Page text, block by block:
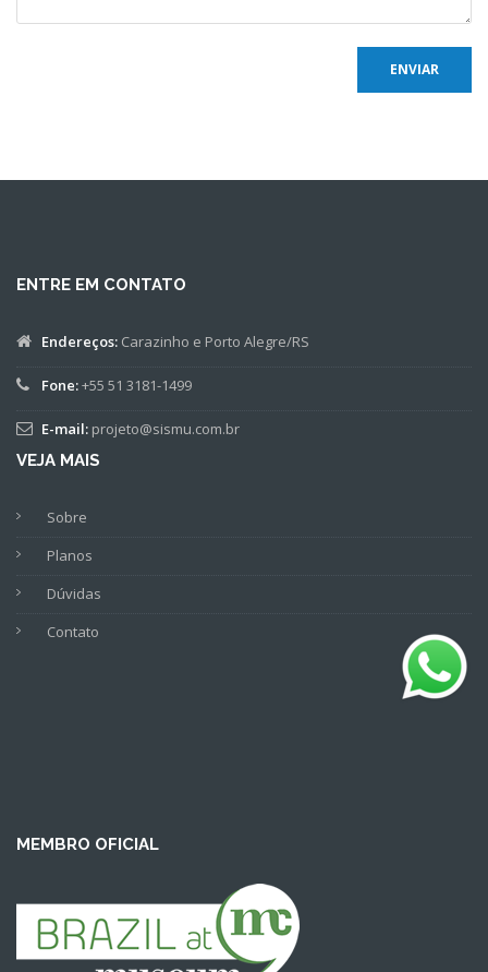
ENTRE EM CONTATO
Endereços: Carazinho e Porto Alegre/RS
Fone:+55 51 3181-1499
E-mail: projeto@sismu.com.br
VEJA MAIS
Sobre
Planos
Dúvidas
Contato
MEMBRO OFICIAL